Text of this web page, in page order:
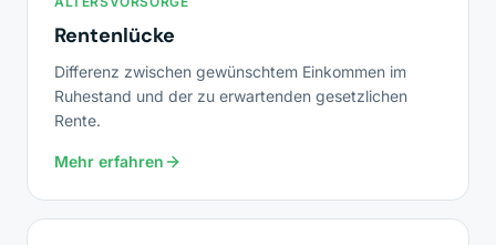
Rentenlücke
Differenz zwischen gewünschtem Einkommen im
Ruhestand und der zu erwartenden gesetzlichen
Rente.
Mehr erfahren